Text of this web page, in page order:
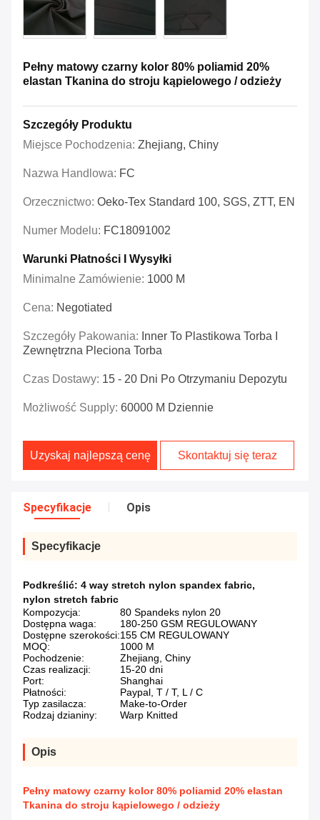
Pełny matowy czarny kolor 80% poliamid 20%
elastan Tkanina do stroju kąpielowego / odzieży
Szczegóły Produktu
Miejsce Pochodzenia: Zhejiang, Chiny
Nazwa Handlowa: FC
Orzecznictwo: Oeko-Tex Standard 100, SGS, ZTT, EN
Numer Modelu: FC18091002
Warunki Płatności I Wysyłki
Minimalne Zamówienie: 1000 M
Cena: Negotiated
Szczegóły Pakowania: Inner To Plastikowa Torba I
Zewnętrzna Pleciona Torba
Czas Dostawy: 15 - 20 Dni Po Otrzymaniu Depozytu
Możliwość Supply: 60000 M Dziennie
Uzyskaj najlepszą cenę Skontaktuj się teraz
Specyfikacje Opis
Specyfikacje
Podkreślić: 4 way stretch nylon spandex fabric,
nylon stretch fabric
Kompozycja:
80 Spandeks nylon 20
Dostępna waga:
180-250 GSM REGULOWANY
Dostępne szerokości:155 CM REGULOWANY
MOQ:
1000 M
Pochodzenie:
Zhejiang, Chiny
Czas realizacji:
15-20 dni
Port:
Shanghai
Płatności:
Paypal, T / T, L / C
Typ zasilacza:
Make-to-Order
Rodzaj dzianiny:
Warp Knitted
Opis
Pełny matowy czarny kolor 80% poliamid 20% elastan
Tkanina do stroju kąpielowego / odzieży